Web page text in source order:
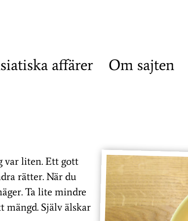
affärer Om sajten
var liten. Ett gott
rätter. När du
Ta lite mindre
Själv älskar